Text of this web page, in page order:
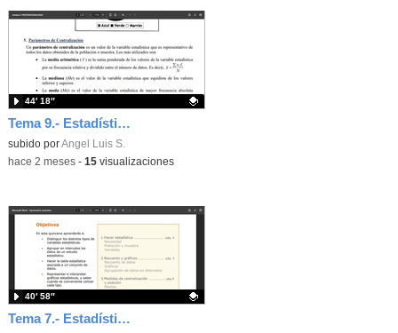
Tema 9.- Estadística 2ª Sesión 19-05-2026
Contenido educativo.
subido porAngel Luis S.
44′ 18″
-hace 2 meses- 15visualizaciones
Tema 7.- Estadística 1ª Sesión 14-05-2026
40′ 58″